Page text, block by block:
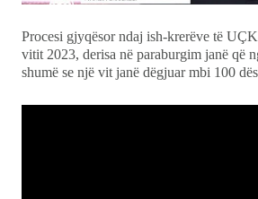
Procesi gjyqësor ndaj ish-krerëve të
vitit 2023, derisa në paraburgim janë që
shumë se një vit janë dëgjuar mbi 100